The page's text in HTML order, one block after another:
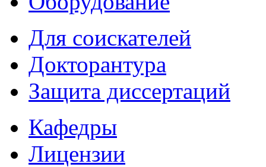
Для соискателей
Докторантура
Защита диссертаций
Кафедры
Лицензии